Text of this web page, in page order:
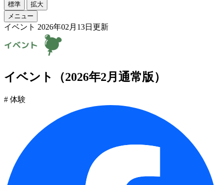
標準
拡大
メニュー
イベント 2026年02月13日更新
イベント（2026年2月通常版）
# 体験